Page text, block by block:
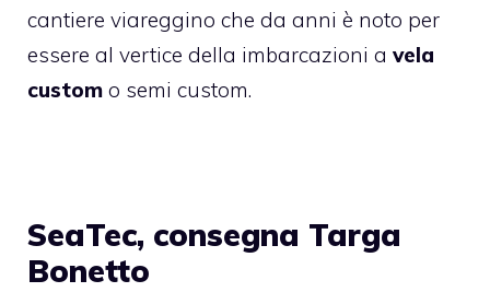
cantiere viareggino che da anni è noto per
essere al vertice della imbarcazioni a vela
custom o semi custom.
SeaTec, consegna Targa
Bonetto